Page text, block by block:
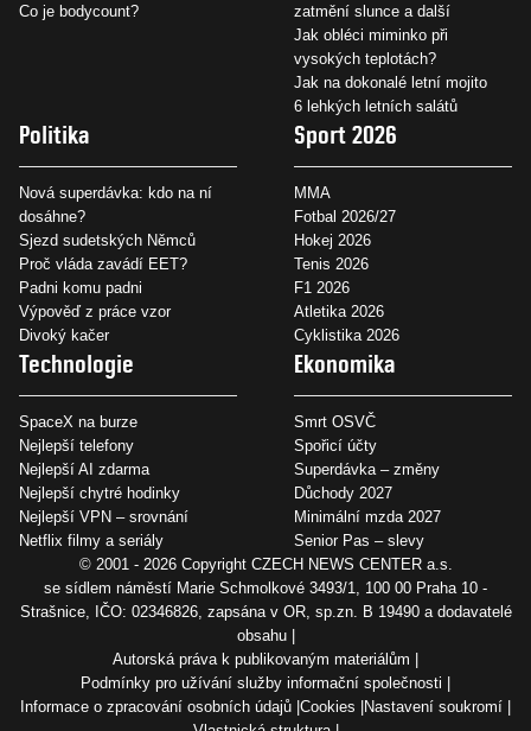
Co je bodycount?
zatmění slunce a další
Jak obléci miminko při
vysokých teplotách?
Jak na dokonalé letní mojito
6 lehkých letních salátů
Politika
Nová superdávka: kdo na ní
dosáhne?
Sjezd sudetských Němců
Proč vláda zavádí EET?
Padni komu padni
Výpověď z práce vzor
Divoký kačer
Sport 2026
MMA
Fotbal 2026/27
Hokej 2026
Tenis 2026
F1 2026
Atletika 2026
Cyklistika 2026
Technologie
SpaceX na burze
Nejlepší telefony
Nejlepší AI zdarma
Nejlepší chytré hodinky
Nejlepší VPN – srovnání
Netflix filmy a seriály
Ekonomika
Smrt OSVČ
Spořicí účty
Superdávka – změny
Důchody 2027
Minimální mzda 2027
Senior Pas – slevy
© 2001 - 2026 Copyright CZECH NEWS CENTER a.s.
se sídlem náměstí Marie Schmolkové 3493/1, 100 00 Praha 10 -
Strašnice, IČO: 02346826, zapsána v OR, sp.zn. B 19490 a dodavatelé
obsahu
Autorská práva k publikovaným materiálům
Podmínky pro užívání služby informační společnosti
Informace o zpracování osobních údajů Cookies Nastavení soukromí